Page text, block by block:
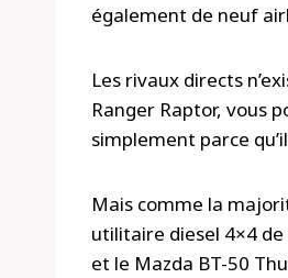
également de neuf
Les rivaux directs
Ranger Raptor, vous
simplement parce
Mais comme la
utilitaire diesel 4×4
et le Mazda BT-50